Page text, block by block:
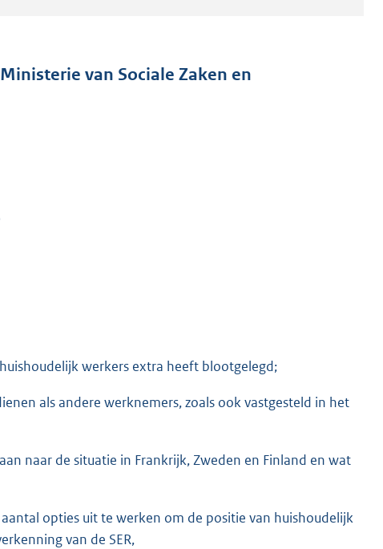
van Sociale Zaken en
werkers extra heeft blootgelegd;
als andere werknemers, zoals ook vastgesteld in het
naar de situatie in Frankrijk, Zweden en Finland en wat
opties uit te werken om de positie van huishoudelijk
van de SER,